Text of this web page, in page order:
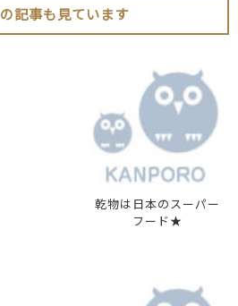
記事も見ています
乾物は日本のスーパー
フード★